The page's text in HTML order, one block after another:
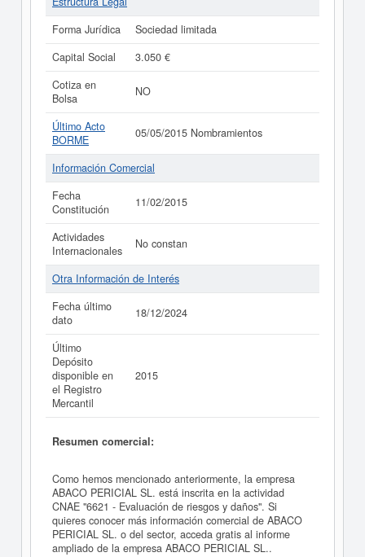
Forma Jurídica
Sociedad limitada
Capital Social
3.050 €
Cotiza en
Bolsa
NO
Último Acto
BORME
05/05/2015 Nombramientos
Información Comercial
Fecha
Constitución
11/02/2015
Actividades
Internacionales
No constan
Otra Información de Interés
Fecha último
dato
18/12/2024
Último
Depósito
disponible en
el Registro
Mercantil
2015
Resumen comercial:
Como hemos mencionado anteriormente, la empresa
ABACO PERICIAL SL. está inscrita en la actividad
CNAE "6621 - Evaluación de riesgos y daños". Si
quieres conocer más información comercial de ABACO
PERICIAL SL. o del sector, acceda gratis al informe
ampliado de la empresa ABACO PERICIAL SL..